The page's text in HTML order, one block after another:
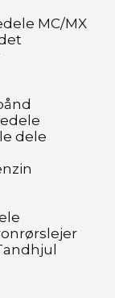
MC/MX
dele